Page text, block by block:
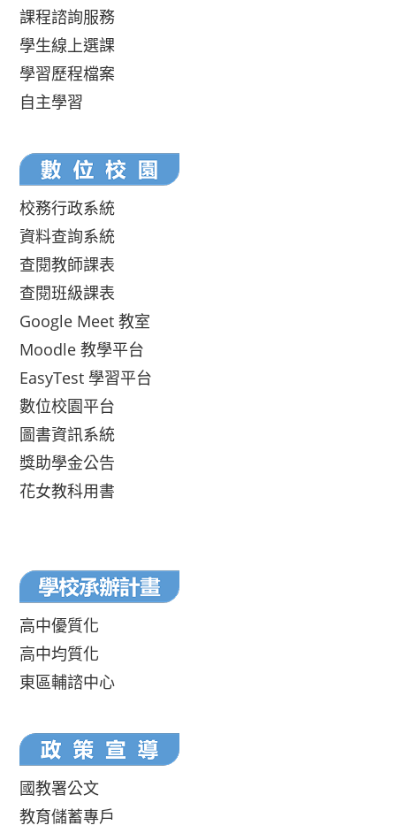
課程諮詢服務
學生線上選課
學習歷程檔案
自主學習
校務行政系統
資料查詢系統
查閱教師課表
查閱班級課表
Google Meet 教室
Moodle 教學平台
EasyTest 學習平台
數位校園平台
圖書資訊系統
獎助學金公告
花女教科用書
高中優質化
高中均質化
東區輔諮中心
國教署公文
教育儲蓄專戶